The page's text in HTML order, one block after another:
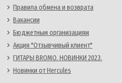
Правила обмена и возврата
Вакансии
Бюджетным организациям
Акция "Отзывчивый клиент"
ГИТАРЫ BROMO. НОВИНКИ 2023.
Новинки от Hercules